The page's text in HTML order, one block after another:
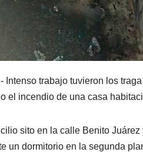
Intenso trabajo tuvieron los
el incendio de una casa
sito en la calle Benito
un dormitorio en la segunda